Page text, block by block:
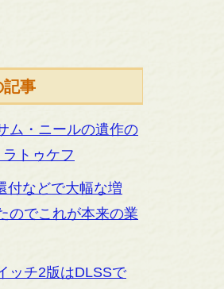
記事
ム・ニールの遺作の
トゥケフ
付などで大幅な増
のでこれが本来の業
ッチ2版はDLSSで